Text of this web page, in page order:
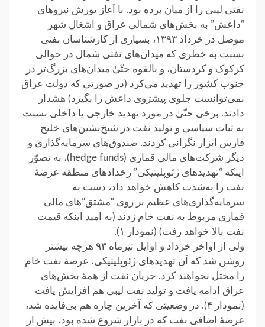
نفتی لیبی را از میان برده بود. با آغاز یورش نیروهای
“داعش” به بخش‌های شمالی عراق و اشغال شهر
موصل در خرداد ۱۳۹۳، بسیاری از کارشناسان نفتی
نسبت به خطری که میدان‌های نفتی شمال در حوالی
کرکوک و کردستان، و بالقوه حتّیٰ میدان‌های بزرگ‌تر در
جنوب کشور را تهدید می‌کرد (در صورتی که دولت عراق
نمی‌توانست جلوی پیشرَوی داعش را بگیرد) هشدار
دادند. برخی حتّیٰ در مورد تهدید خارجی یا داخلی نسبت
به ثبات سیاسی و تولید نفت در شیخ‌نشین‌های خلیج
فارس ابزار نگرانی کردند. صندوق‌های سرمایه‌گذاری و
دیگر شرکت‌های مالی قماری (hedge funds)، به تصوّر
اینکه “تهدیدهای ژئوپلیتیکی” رخدادهای منطقه عرضهٔ
نفت را به‌شدت کاهش خواهد داد، دست به
سرمایه‌‌گذاری‌های عظیم بر روی “مشتق”های مالی
قماری مربوط به نفت خام زدند (به امید اینکه قیمت
نفت بالا خواهد رفت) (نمودار ۱).
ولی از اواخر خرداد و اوایل تیرماه ۹۳ هرچه بیشتر
روشن شد که آن تهدیدهای ژئوپلیتیکی، عرضهٔ نفت خام
را مختل نخواهند کرد. جریان نفت از همهٔ بخش‌های
عراق ادامه یافت و تولید نفت لیبی هم افزایش یافت
(نمودار ۴). در وضعیتی که آخرین چاره هم بی‌فایده شد،
عرضهٔ اضافی نفت که در بازار شروع شده بود، بیش از